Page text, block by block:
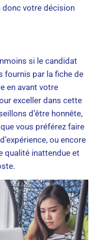
donc votre décision
si le candidat
fournis par la fiche de
en avant votre
exceller dans cette
d’être honnête,
vous préférez faire
ou encore
qualité inattendue et